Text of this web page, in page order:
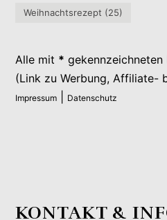
Weihnachtsrezept (25)
Alle mit * gekennzeichneten
(Link zu Werbung, Affiliate-
Impressum Datenschutz
KONTAKT &